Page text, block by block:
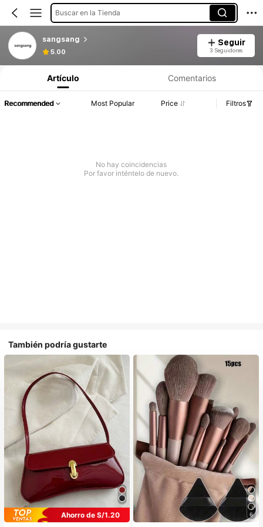
Buscar en la Tienda
sangsang
5.00
Seguir
3 Seguidores
Artículo Comentarios
Recommended Most Popular Price Filtros
No hay coincidencias
Por favor inténtelo de nuevo.
También podría gustarte
Ahorro de S/1.20
6